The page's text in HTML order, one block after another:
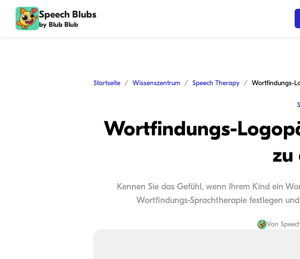
Speech Blubs
by Blub Blub
Startseite Wissenszentrum Speech Therapy
Wortfindungs-
zu
Kennen Sie das Gefühl, wenn Ihrem Kind ein
Wortfindungs-Sprachtherapie festlegen
Von